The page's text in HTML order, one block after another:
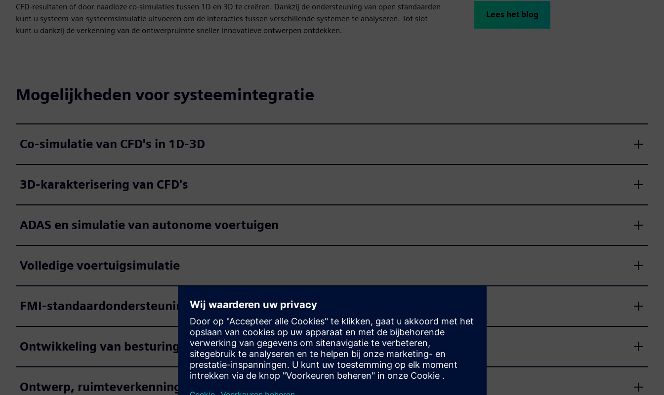
CFD-resultaten of door naadloze co-simulaties tussen 1D en 3D te creëren. Dankzij de ondersteuning van open standaarden
kunt u systeem-van-systeemsimulatie uitvoeren om de interacties tussen verschillende systemen te analyseren. Tot slot
kunt u dankzij de verkenning van de ontwerpruimte sneller innovatieve ontwerpen ontdekken.
Lees het blog
Mogelijkheden voor systeemintegratie
Co-simulatie van CFD's in 1D-3D
3D-karakterisering van CFD's
ADAS en simulatie van autonome voertuigen
Volledige voertuigsimulatie
FMI-standaardondersteuning
Ontwikkeling van besturingselementen op basis van modellen
Ontwerp, ruimteverkenning